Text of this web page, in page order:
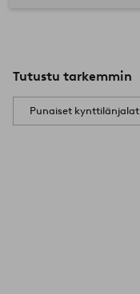
Tutustu tarkemmin
Punaiset kynttilänjalat